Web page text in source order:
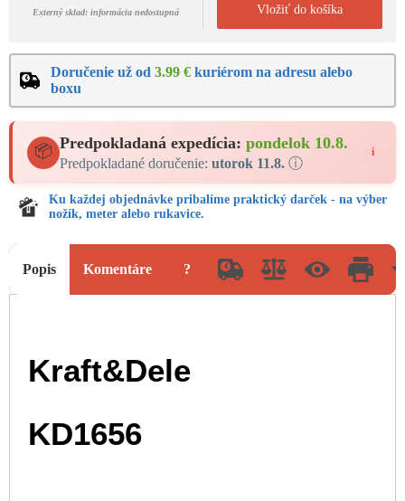
Externý sklad: informácia nedostupná Vložiť do košíka
Doručenie už od 3.99 € kuriérom na adresu alebo
boxu
📦 Predpokladaná expedícia: pondelok 10.8.
Predpokladané doručenie: utorok 11.8. ⓘ
i
Ku každej objednávke pribalíme praktický darček - na výber
nožík, meter alebo rukavice.
Popis Komentáre ?
Kraft&Dele
KD1656